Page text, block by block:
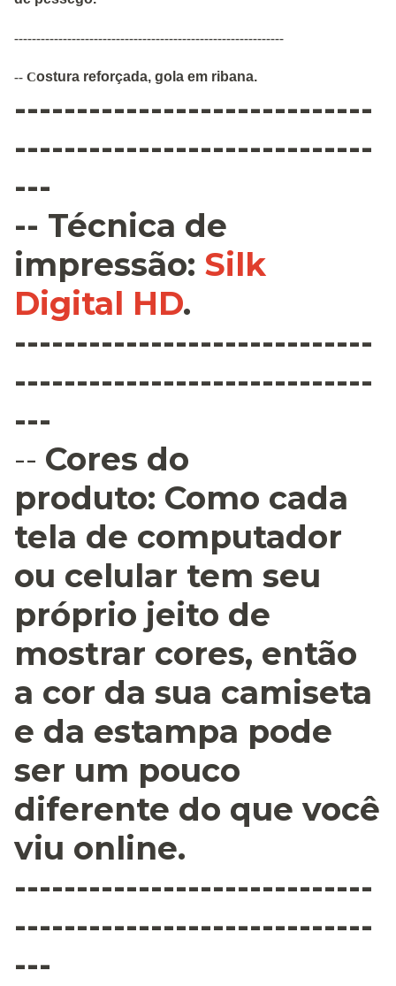
-------------------------------------------------------------
-- Costura reforçada, gola em ribana.
-----------------------------
-----------------------------
---
-- Técnica de
impressão: Silk
Digital HD.
-----------------------------
-----------------------------
---
-- Cores do
produto: Como cada
tela de computador
ou celular tem seu
próprio jeito de
mostrar cores, então
a cor da sua camiseta
e da estampa pode
ser um pouco
diferente do que você
viu online.
-----------------------------
-----------------------------
---